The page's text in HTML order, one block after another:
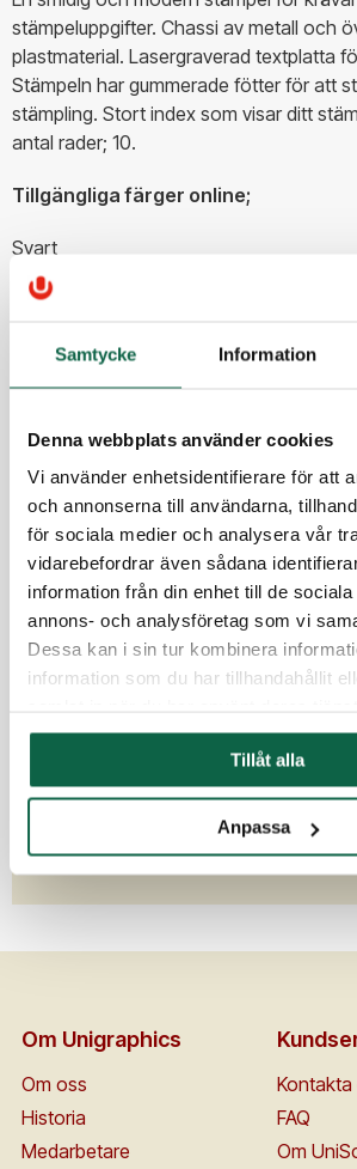
Samtycke Information
Denna webbplats använder cookies
Vi använder enhetsidentifierare för att
och annonserna till användarna,
för sociala medier och analysera vår
vidarebefordrar även sådana
information från din enhet till de
annons- och analysföretag som vi
Dessa kan i sin tur kombinera
information som du har tillhandahållit
Tillåt alla
Anpassa
stämpeluppgifter. Chassi av metall och
plastmaterial. Lasergraverad textplatta
Stämpeln har gummerade fötter för att
stämpling. Stort index som visar ditt
antal rader; 10.
Tillgängliga färger online;
Svart
Blå
Röd
Val av färg görs efter att underlaget är
Blå Röd Svart
1 107,50 kr
Skapa ny
49
Bredd
68
Röd
Om Unigraphics
Om oss
Historia
Medarbetare
Kontakta
FAQ
Om